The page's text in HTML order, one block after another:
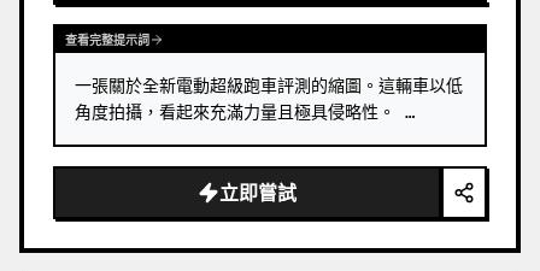
查看完整提示詞
一張關於全新電動超級跑車評測的縮圖。這輛車以低
角度拍攝，看起來充滿力量且極具侵略性。 …
立即嘗試